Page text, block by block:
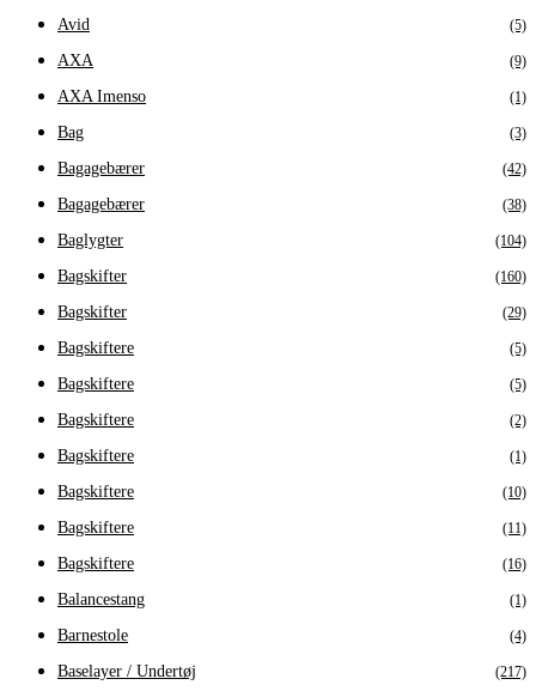
Avid (5)
AXA (9)
AXA Imenso (1)
Bag (3)
Bagagebærer (42)
Bagagebærer (38)
Baglygter (104)
Bagskifter (160)
Bagskifter (29)
Bagskiftere (5)
Bagskiftere (5)
Bagskiftere (2)
Bagskiftere (1)
Bagskiftere (10)
Bagskiftere (11)
Bagskiftere (16)
Balancestang (1)
Barnestole (4)
Baselayer / Undertøj (217)